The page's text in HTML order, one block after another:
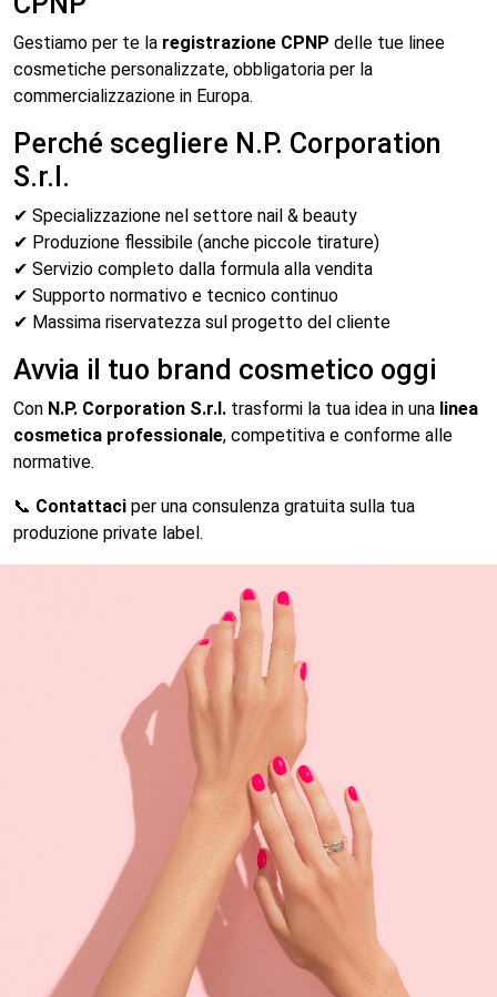
Gestiamo per te la registrazione CPNP delle tue linee
cosmetiche personalizzate, obbligatoria per la
commercializzazione in Europa.
Perché scegliere N.P. Corporation
S.r.l.
✔ Specializzazione nel settore nail & beauty
✔ Produzione flessibile (anche piccole tirature)
✔ Servizio completo dalla formula alla vendita
✔ Supporto normativo e tecnico continuo
✔ Massima riservatezza sul progetto del cliente
Avvia il tuo brand cosmetico oggi
Con N.P. Corporation S.r.l. trasformi la tua idea in una linea
cosmetica professionale, competitiva e conforme alle
normative.
📞 Contattaci per una consulenza gratuita sulla tua
produzione private label.